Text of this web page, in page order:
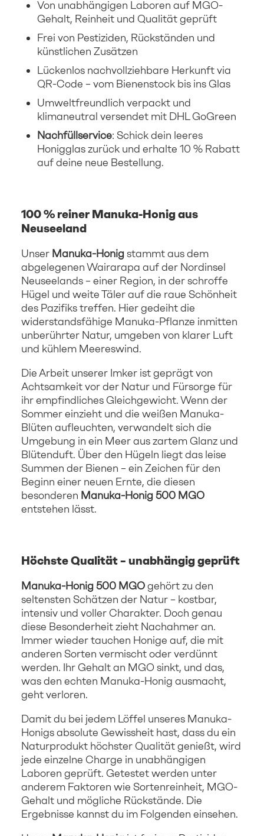
Von unabhängigen Laboren auf MGO-
Gehalt, Reinheit und Qualität geprüft
Frei von Pestiziden, Rückständen und
künstlichen Zusätzen
Lückenlos nachvollziehbare Herkunft via
QR-Code – vom Bienenstock bis ins Glas
Umweltfreundlich verpackt und
klimaneutral versendet mit DHL GoGreen
Nachfüllservice: Schick dein leeres
Honigglas zurück und erhalte 10 % Rabatt
auf deine neue Bestellung.
100 % reiner Manuka-Honig aus
Neuseeland
Unser Manuka-Honigstammt aus dem
abgelegenen Wairarapa auf der Nordinsel
Neuseelands – einer Region, in der schroffe
Hügel und weite Täler auf die raue Schönheit
des Pazifiks treffen. Hier gedeiht die
widerstandsfähige Manuka-Pflanze inmitten
unberührter Natur, umgeben von klarer Luft
und kühlem Meereswind.
Die Arbeit unserer Imker ist geprägt von
Achtsamkeit vor der Natur und Fürsorge für
ihr empfindliches Gleichgewicht. Wenn der
Sommer einzieht und die weißen Manuka-
Blüten aufleuchten, verwandelt sich die
Umgebung in ein Meer aus zartem Glanz und
Blütenduft. Über den Hügeln liegt das leise
Summen der Bienen – ein Zeichen für den
Beginn einer neuen Ernte, die diesen
besonderen Manuka-Honig 500 MGO
entstehen lässt.
Höchste Qualität – unabhängig geprüft
Manuka-Honig 500 MGOgehört zu den
seltensten Schätzen der Natur – kostbar,
intensiv und voller Charakter. Doch genau
diese Besonderheit zieht Nachahmer an.
Immer wieder tauchen Honige auf, die mit
anderen Sorten vermischt oder verdünnt
werden. Ihr Gehalt an MGO sinkt, und das,
was den echten Manuka-Honig ausmacht,
geht verloren.
Damit du bei jedem Löffel unseres Manuka-
Honigs absolute Gewissheit hast, dass du ein
Naturprodukt höchster Qualität genießt, wird
jede einzelne Charge in unabhängigen
Laboren geprüft. Getestet werden unter
anderem Faktoren wie Sortenreinheit, MGO-
Gehalt und mögliche Rückstände. Die
Ergebnisse kannst du im Folgenden einsehen.